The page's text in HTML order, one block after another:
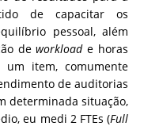
de capacitar os
pessoal, além
deworkloade horas
um item, comumente
de auditorias
determinada situação,
eu medi 2 FTEs (Full